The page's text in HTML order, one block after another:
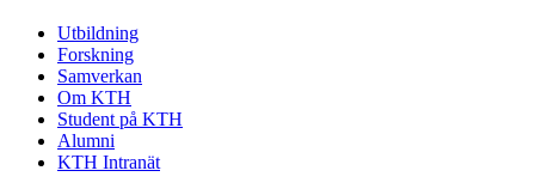
Utbildning
Forskning
Samverkan
Om KTH
Student på KTH
Alumni
KTH Intranät